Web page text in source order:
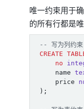
唯一约束用于
的所有行都是
CREATE
no
name
price
);